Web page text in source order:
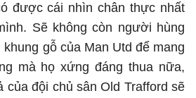
được cái nhìn chân thực nhất
Sẽ không còn người hùng
gỗ của Man Utd để mang
mà họ xứng đáng thua nữa,
của đội chủ sân Old Trafford sẽ